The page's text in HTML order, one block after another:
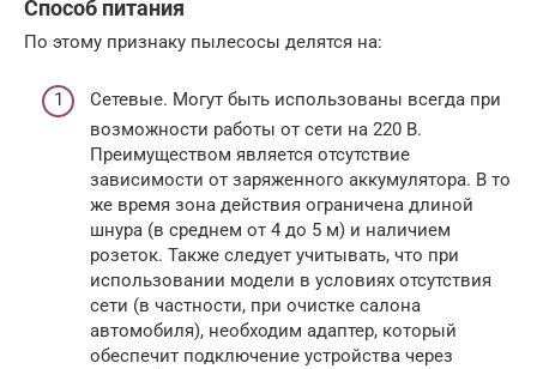
Способ питания
По этому признаку пылесосы делятся на:
Сетевые. Могут быть использованы всегда при
возможности работы от сети на 220 В.
Преимуществом является отсутствие
зависимости от заряженного аккумулятора. В то
же время зона действия ограничена длиной
шнура (в среднем от 4 до 5 м) и наличием
розеток. Также следует учитывать, что при
использовании модели в условиях отсутствия
сети (в частности, при очистке салона
автомобиля), необходим адаптер, который
обеспечит подключение устройства через